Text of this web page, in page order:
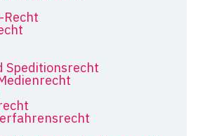
Recht
Speditionsrecht